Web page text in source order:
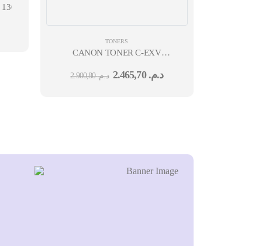
PAGES)
TONERS
CANON TONER C-EXV
د.م.2.900,80 د.م. 2.465,70